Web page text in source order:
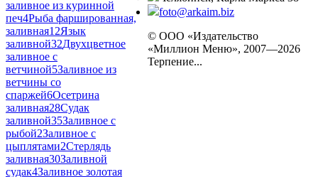
заливное из куринной
печ4Рыба фаршированная,
заливная12Язык
заливной32Двухцветное
заливное с
ветчиной5Заливное из
ветчины со
спаржей6Осетрина
заливная28Судак
заливной35Заливное с
рыбой2Заливное с
цыплятами2Стерлядь
заливная30Заливной
судак4Заливное золотая
foto@arkaim.biz
© ООО «Издательство
«Миллион Меню», 2007—2026
Терпение...